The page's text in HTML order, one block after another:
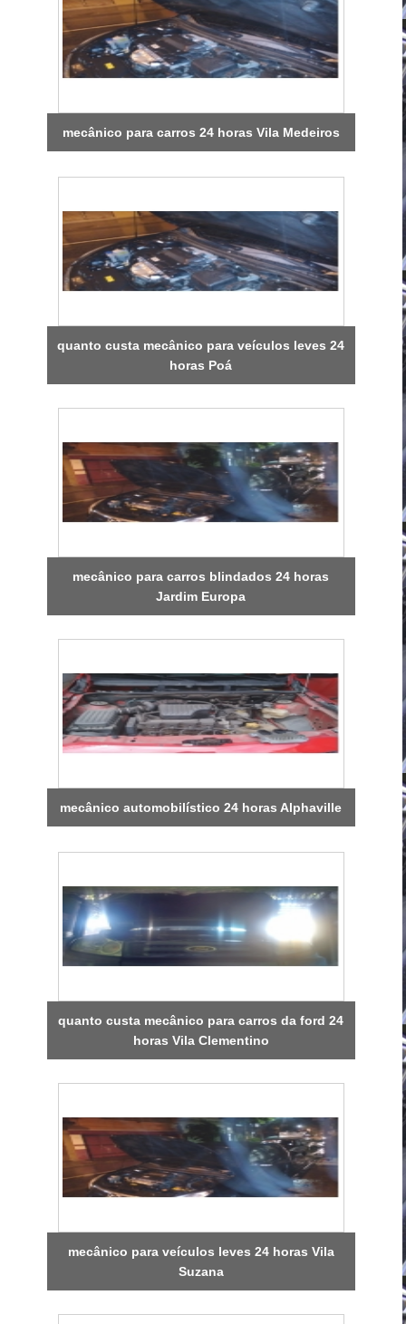
mecânico para carros 24 horas Vila Medeiros
quanto custa mecânico para veículos leves 24
horas Poá
mecânico para carros blindados 24 horas
Jardim Europa
mecânico automobilístico 24 horas Alphaville
quanto custa mecânico para carros da ford 24
horas Vila Clementino
mecânico para veículos leves 24 horas Vila
Suzana